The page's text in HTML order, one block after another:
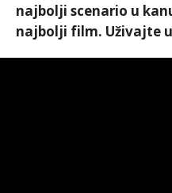
najbolji scenario u
najbolji film. Uživajte